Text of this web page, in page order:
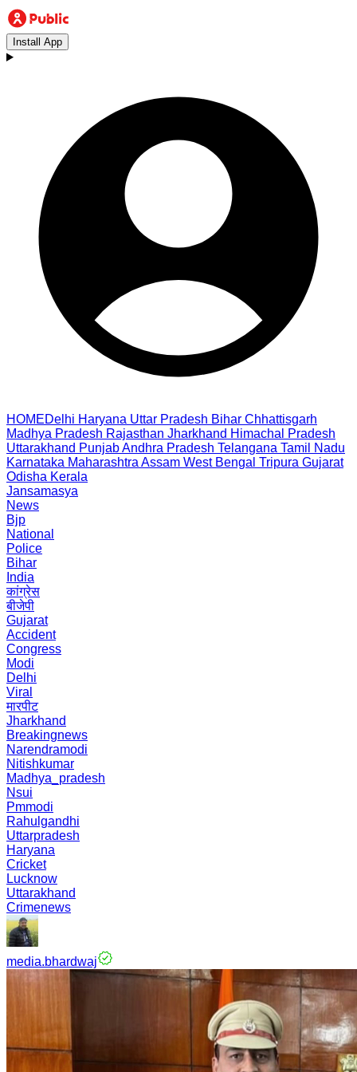
Install App
HOMEDelhi Haryana Uttar Pradesh Bihar Chhattisgarh
Madhya Pradesh Rajasthan Jharkhand Himachal Pradesh
Uttarakhand PunjabAndhra Pradesh Telangana Tamil Nadu
Karnataka Maharashtra Assam West Bengal Tripura Gujarat
Odisha Kerala
Jansamasya
News
Bjp
National
Police
Bihar
India
कांग्रेस
बीजेपी
Gujarat
Accident
Congress
Modi
Delhi
Viral
मारपीट
Jharkhand
Breakingnews
Narendramodi
Nitishkumar
Madhya_pradesh
Nsui
Pmmodi
Rahulgandhi
Uttarpradesh
Haryana
Cricket
Lucknow
Uttarakhand
Crimenews
media.bhardwaj